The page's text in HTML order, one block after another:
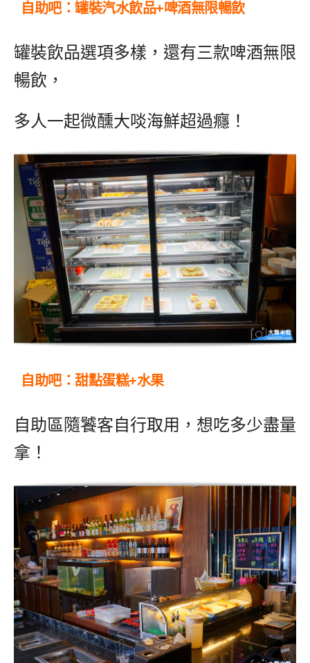
自助吧：罐裝汽水飲品+啤酒無限暢飲
罐裝飲品選項多樣，還有三款啤酒無限
暢飲，
多人一起微醺大啖海鮮超過癮！
自助吧：甜點蛋糕+水果
自助區隨饕客自行取用，想吃多少盡量
拿！